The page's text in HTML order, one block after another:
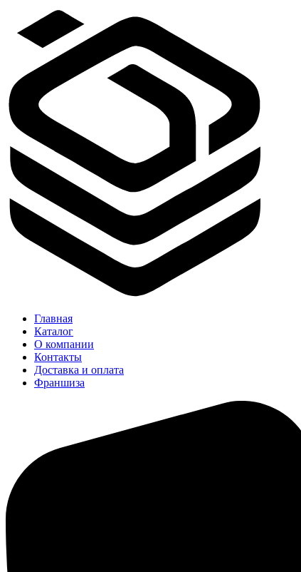
Главная
Каталог
О компании
Контакты
Доставка и оплата
Франшиза